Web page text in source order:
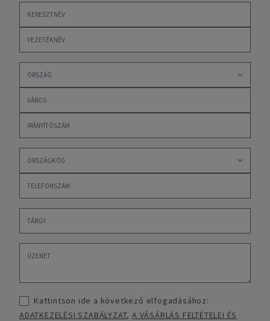
Kattintson ide a következő elfogadásához:
ADATKEZELÉSI SZABÁLYZAT,A VÁSÁRLÁS FELTÉTELEI ÉS